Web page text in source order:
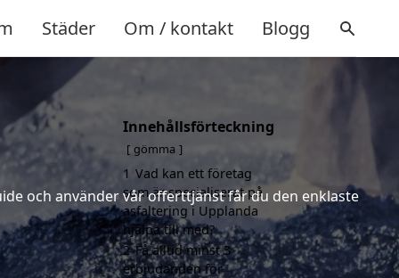
Städer Om / kontakt Blogg
och använder vår offerttjänst får du den enklaste
Innehållsförteckning
gömma
1 Vad kan ett företag
som är specialiserat på
asfaltering i Upplanda
hjälpa till med?
2 Få alltid minst 3
erbjudanden för